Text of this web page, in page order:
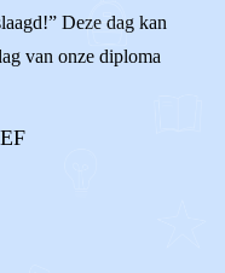
Deze dag kan
van onze diploma